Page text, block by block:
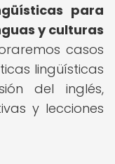
para
y culturas
casos
lingüísticas
del inglés,
y lecciones